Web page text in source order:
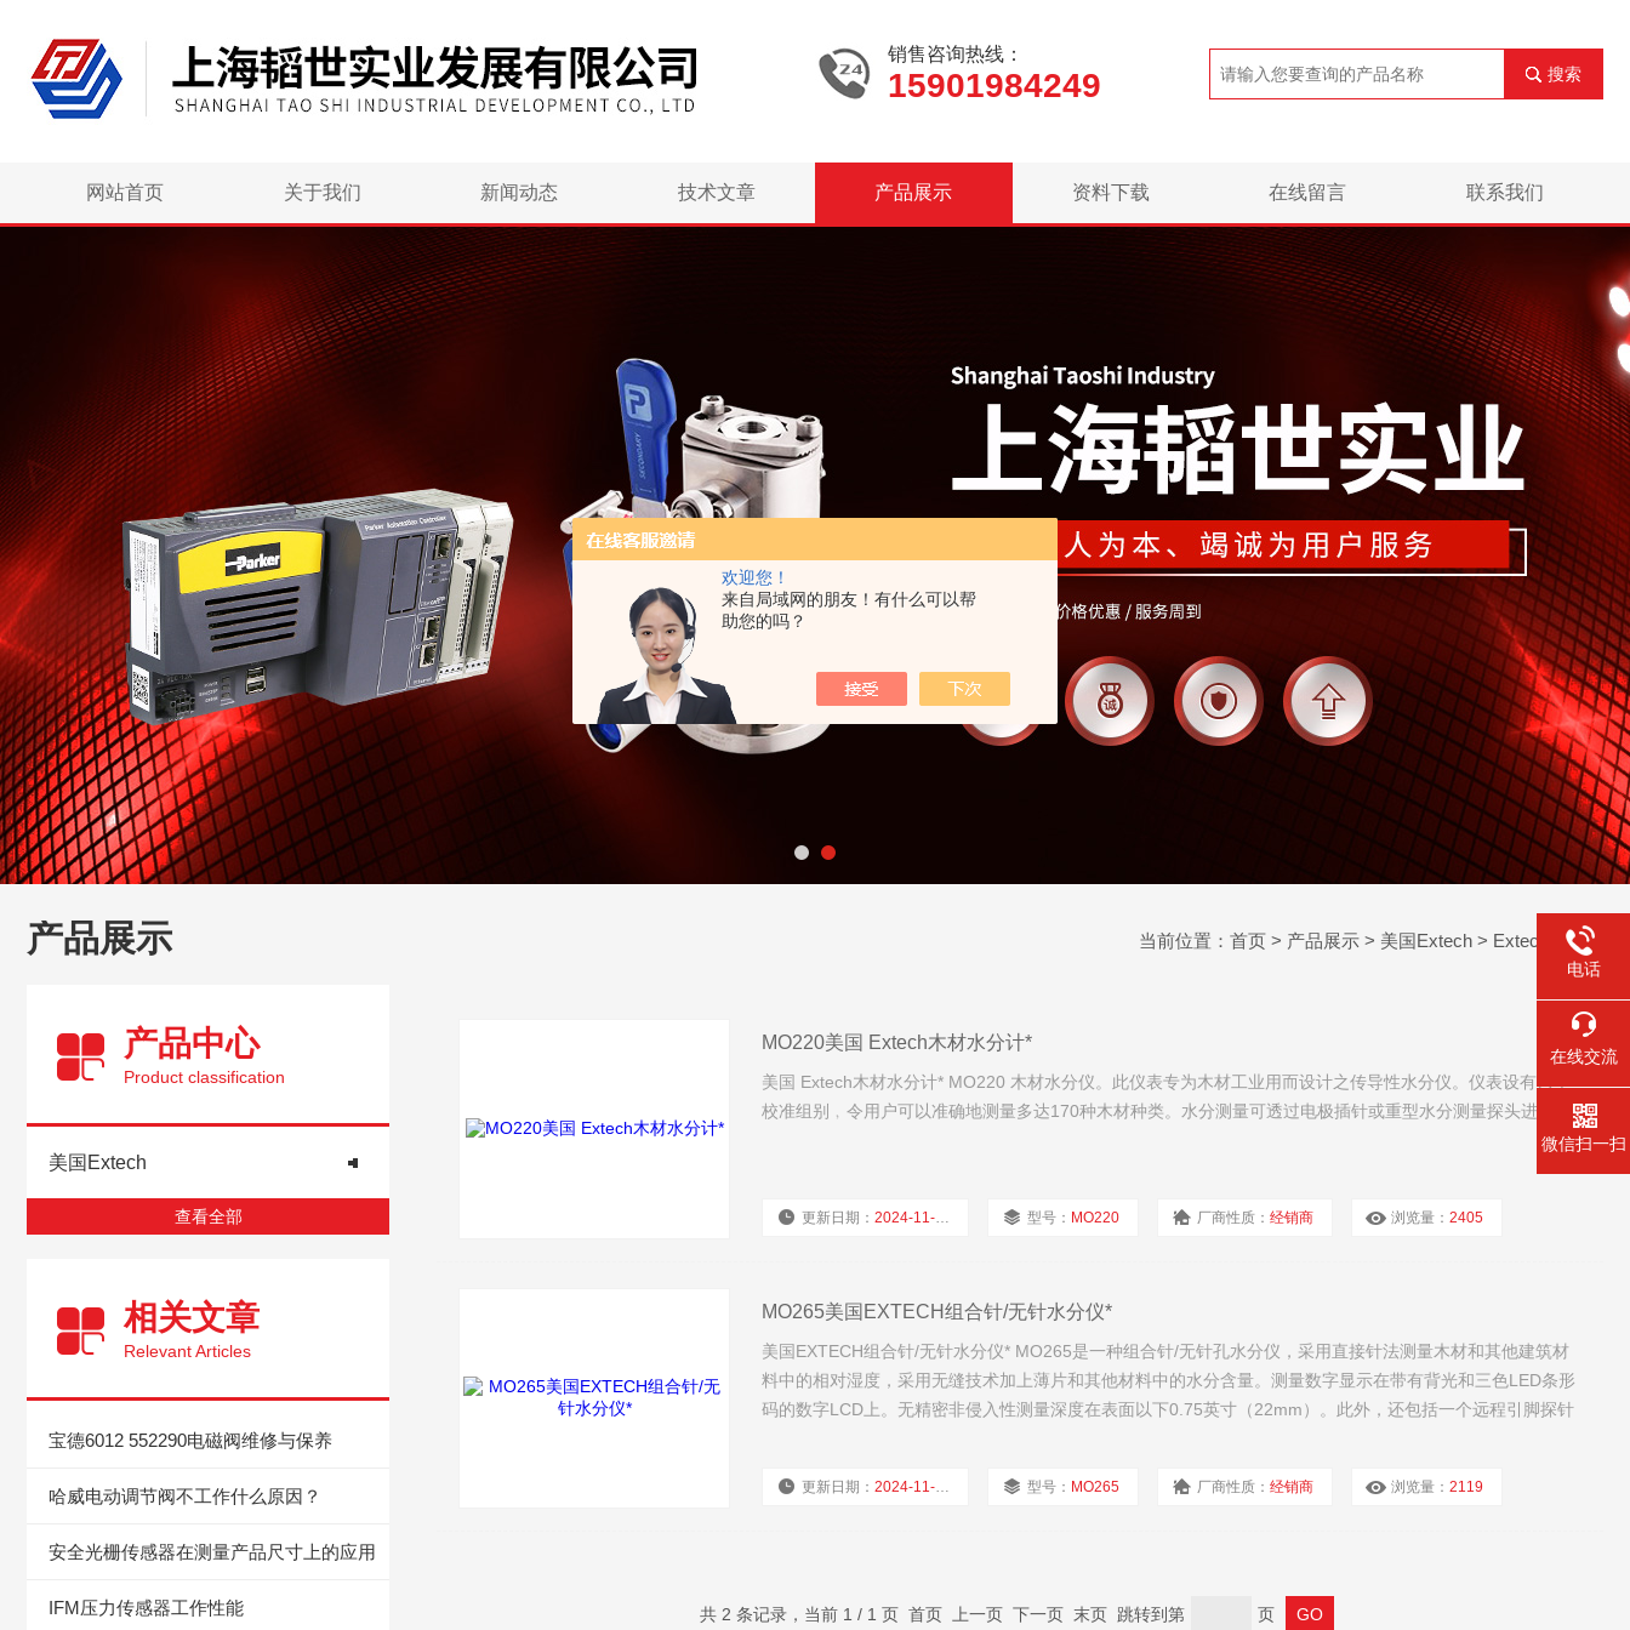
欢迎您！
来自局域网的朋友！有什么可以帮
助您的吗？
销售咨询热线：
15901984249 搜索
网站首页 关于我们 新闻动态 技术文章 产品展示 资料下载 在线留言 联系我们
产品展示 当前位置： 首页 > 产品展示 > 美国Extech > Extech水分仪
产品中心
Product classification
美国Extech
查看全部
相关文章
Relevant Articles
宝德6012 552290电磁阀维修与保养
哈威电动调节阀不工作什么原因？
安全光栅传感器在测量产品尺寸上的应用
IFM压力传感器工作性能
MO220美国 Extech木材水分计*
美国 Extech木材水分计* MO220 木材水分仪。此仪表专为木材工业用而设计之传导性水分仪。仪表设有八个
校准组别﹐令用户可以准确地测量多达170种木材种类。水分测量可透过电极插针或重型水分测量探头进行。
更新日期：2024-11-19 型号： MO220 厂商性质：经销商 浏览量：2405
MO265美国EXTECH组合针/无针水分仪*
美国EXTECH组合针/无针水分仪* MO265是一种组合针/无针孔水分仪，采用直接针法测量木材和其他建筑材
料中的相对湿度，采用无缝技术加上薄片和其他材料中的水分含量。测量数字显示在带有背光和三色LED条形
码的数字LCD上。无精密非侵入性测量深度在表面以下0.75英寸（22mm）。此外，还包括一个远程引脚探针
更新日期：2024-11-19 型号： MO265 厂商性质：经销商 浏览量：2119
共 2 条记录，当前 1 / 1 页 首页 上一页 下一页 末页 跳转到第 页
电话
在线交流
微信扫一扫